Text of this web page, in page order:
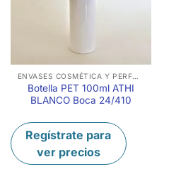
ENVASES COSMÉTICA Y PERFUMERÍA
Botella PET 100ml ATHI
BLANCO Boca 24/410
Regístrate para
ver precios